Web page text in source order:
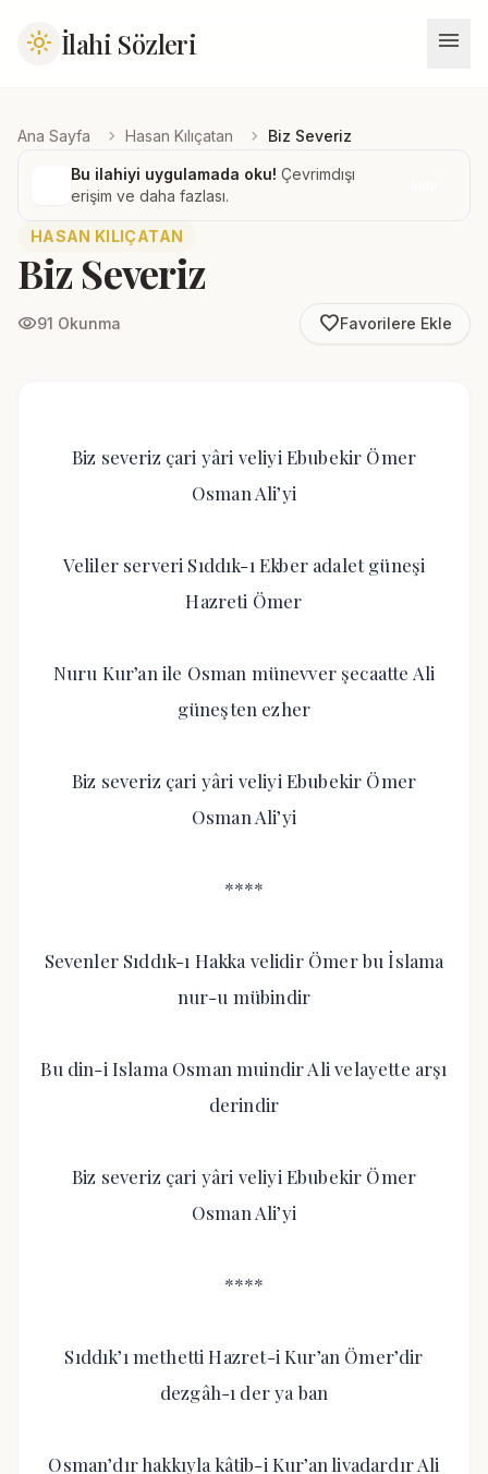
light_mode İlahi Sözleri menu
Ana Sayfa chevron_right Hasan Kılıçatan chevron_right Biz Severiz
Bu ilahiyi uygulamada oku! Çevrimdışı
erişim ve daha fazlası.
HASAN KILIÇATAN
Biz Severiz
visibility91 Okunma favorite_borderFavorilere Ekle
Biz severiz çari yâri veliyi Ebubekir Ömer
Osman Ali’yi
Veliler serveri Sıddık-ı Ekber adalet güneşi
Hazreti Ömer
Nuru Kur’an ile Osman münevver şecaatte Ali
güneşten ezher
Biz severiz çari yâri veliyi Ebubekir Ömer
Osman Ali’yi
****
Sevenler Sıddık-ı Hakka velidir Ömer bu İslama
nur-u mübindir
Bu din-i Islama Osman muindir Ali velayette arşı
derindir
Biz severiz çari yâri veliyi Ebubekir Ömer
Osman Ali’yi
****
Sıddık’ı methetti Hazret-i Kur’an Ömer’dir
dezgâh-ı der ya ban
Osman’dır hakkıyla kâtib-i Kur’an livadardır Ali